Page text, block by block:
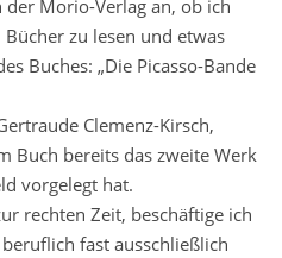
Morio-Verlag an, ob ich
zu lesen und etwas
Buches: „Die Picasso-Bande
Clemenz-Kirsch,
Buch bereits das zweite Werk
vorgelegt hat.
rechten Zeit, beschäftige ich
fast ausschließlich